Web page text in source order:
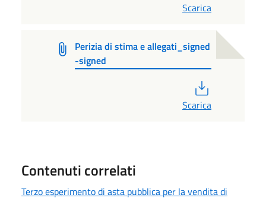
Scarica
Perizia di stima e allegati_signed
-signed
Scarica
Contenuti correlati
Terzo esperimento di asta pubblica per la vendita di